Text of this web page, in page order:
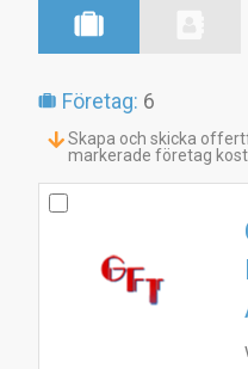
Företag: 6
Skapa och skicka
markerade företag